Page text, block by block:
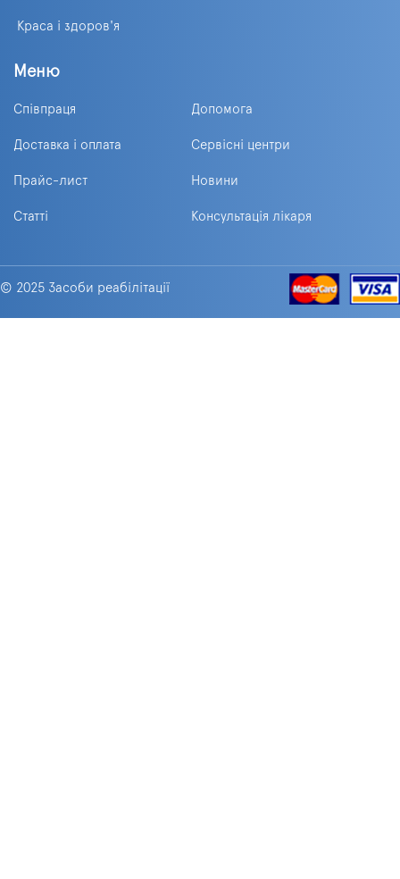
Краса і здоров'я
Меню
Співпраця Допомога
Доставка і оплата Сервісні центри
Прайс-лист Новини
Статті Консультація лікаря
© 2025 Засоби реабілітації